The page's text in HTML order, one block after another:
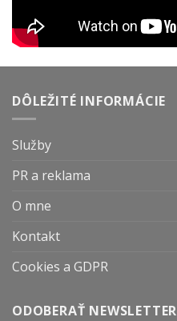
DÔLEŽITÉ INFORMÁCIE
Služby
PR a reklama
O mne
Kontakt
Cookies a GDPR
ODOBERAŤ NEWSLETTER